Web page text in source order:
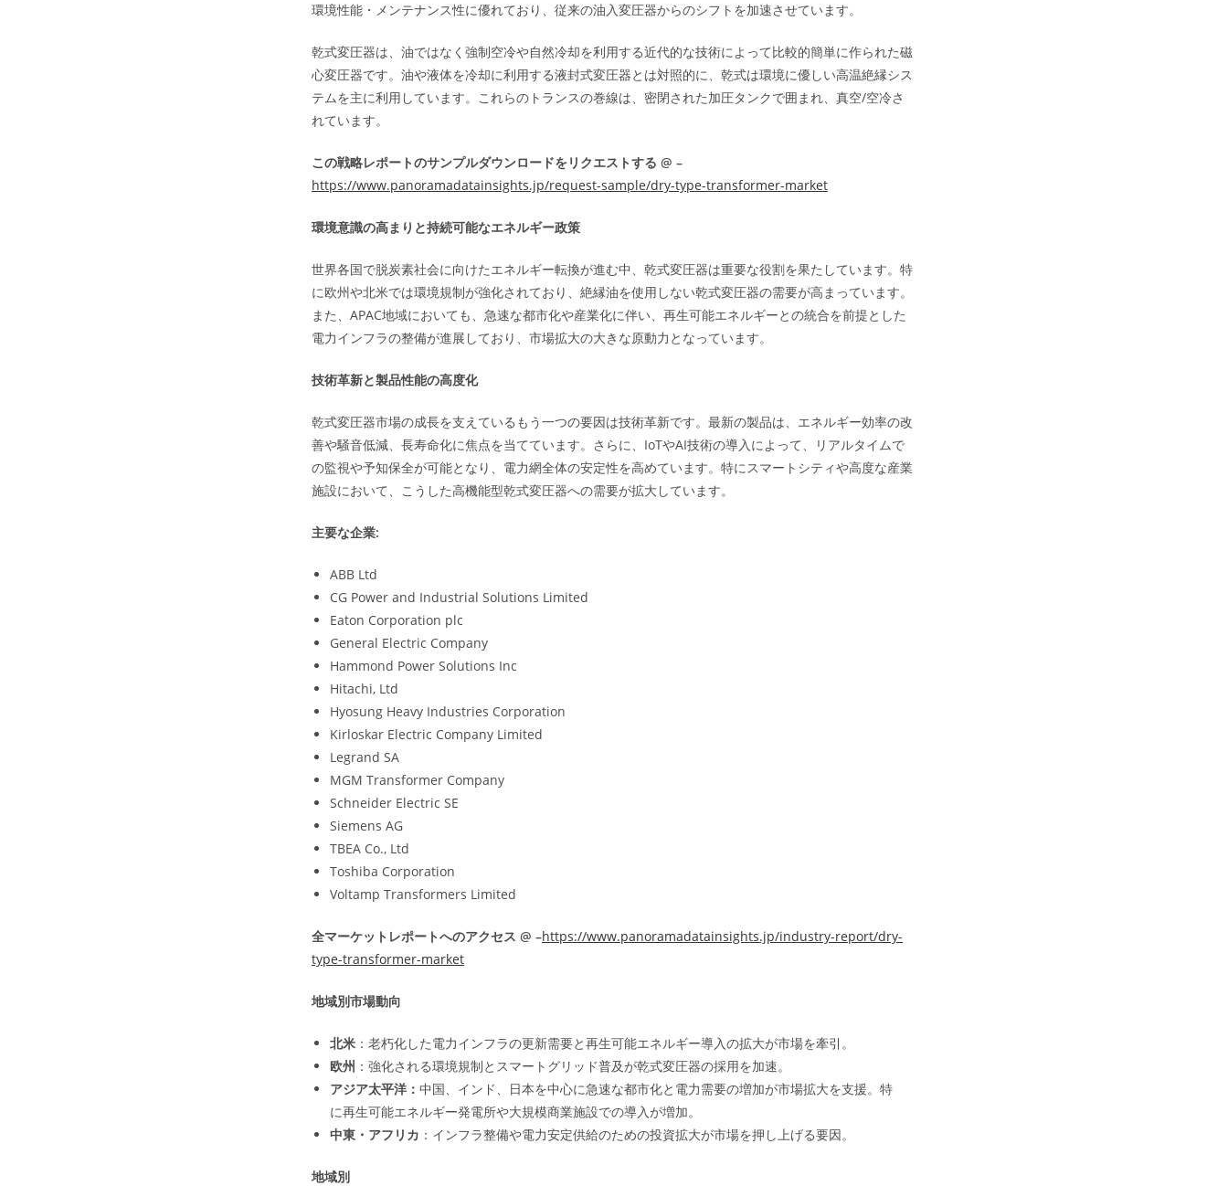
環境性能・メンテナンス性に優れており、従来の油入変圧器からのシフトを加速させています。
乾式変圧器は、油ではなく強制空冷や自然冷却を利用する近代的な技術によって比較的簡単に作られた磁
心変圧器です。油や液体を冷却に利用する液封式変圧器とは対照的に、乾式は環境に優しい高温絶縁シス
テムを主に利用しています。これらのトランスの巻線は、密閉された加圧タンクで囲まれ、真空/空冷さ
れています。
この戦略レポートのサンプルダウンロードをリクエストする @ –
https://www.panoramadatainsights.jp/request-sample/dry-type-transformer-market
環境意識の高まりと持続可能なエネルギー政策
世界各国で脱炭素社会に向けたエネルギー転換が進む中、乾式変圧器は重要な役割を果たしています。特
に欧州や北米では環境規制が強化されており、絶縁油を使用しない乾式変圧器の需要が高まっています。
また、APAC地域においても、急速な都市化や産業化に伴い、再生可能エネルギーとの統合を前提とした
電力インフラの整備が進展しており、市場拡大の大きな原動力となっています。
技術革新と製品性能の高度化
乾式変圧器市場の成長を支えているもう一つの要因は技術革新です。最新の製品は、エネルギー効率の改
善や騒音低減、長寿命化に焦点を当てています。さらに、IoTやAI技術の導入によって、リアルタイムで
の監視や予知保全が可能となり、電力網全体の安定性を高めています。特にスマートシティや高度な産業
施設において、こうした高機能型乾式変圧器への需要が拡大しています。
主要な企業:
ABB Ltd
CG Power and Industrial Solutions Limited
Eaton Corporation plc
General Electric Company
Hammond Power Solutions Inc
Hitachi, Ltd
Hyosung Heavy Industries Corporation
Kirloskar Electric Company Limited
Legrand SA
MGM Transformer Company
Schneider Electric SE
Siemens AG
TBEA Co., Ltd
Toshiba Corporation
Voltamp Transformers Limited
全マーケットレポートへのアクセス @ –https://www.panoramadatainsights.jp/industry-report/dry-
type-transformer-market
地域別市場動向
北米 ：老朽化した電力インフラの更新需要と再生可能エネルギー導入の拡大が市場を牽引。
欧州 ：強化される環境規制とスマートグリッド普及が乾式変圧器の採用を加速。
アジア太平洋： 中国、インド、日本を中心に急速な都市化と電力需要の増加が市場拡大を支援。特
に再生可能エネルギー発電所や大規模商業施設での導入が増加。
中東・アフリカ ：インフラ整備や電力安定供給のための投資拡大が市場を押し上げる要因。
地域別